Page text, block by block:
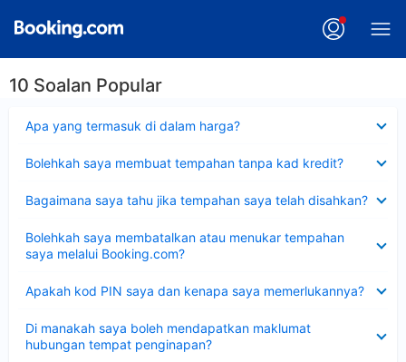
10 Soalan Popular
Apa yang termasuk di dalam harga?
Bolehkah saya membuat tempahan tanpa kad kredit?
Bagaimana saya tahu jika tempahan saya telah disahkan?
Bolehkah saya membatalkan atau menukar tempahan
saya melalui Booking.com?
Apakah kod PIN saya dan kenapa saya memerlukannya?
Di manakah saya boleh mendapatkan maklumat
hubungan tempat penginapan?